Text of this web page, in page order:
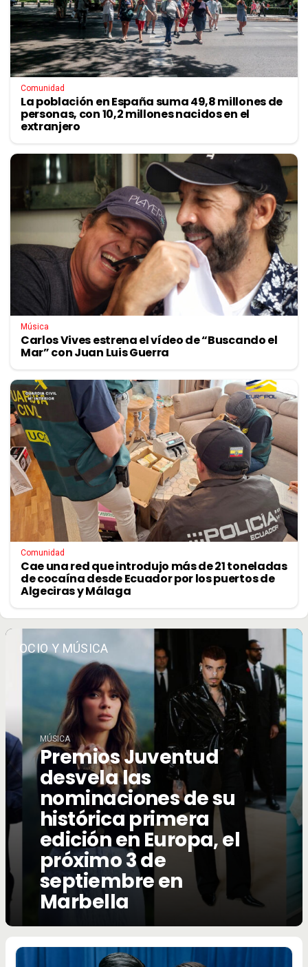
Comunidad
La población en España suma 49,8 millones de
personas, con 10,2 millones nacidos en el
extranjero
Música
Carlos Vives estrena el vídeo de “Buscando el
Mar” con Juan Luis Guerra
Comunidad
Cae una red que introdujo más de 21 toneladas
de cocaína desde Ecuador por los puertos de
Algeciras y Málaga
OCIO Y MÚSICA
MÚSICA
Premios Juventud
desvela las
nominaciones de su
histórica primera
edición en Europa, el
próximo 3 de
septiembre en
Marbella